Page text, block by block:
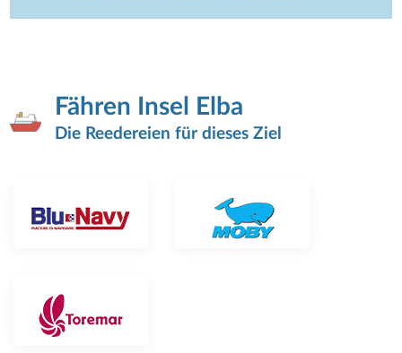
Fähren Insel Elba
Die Reedereien für dieses Ziel